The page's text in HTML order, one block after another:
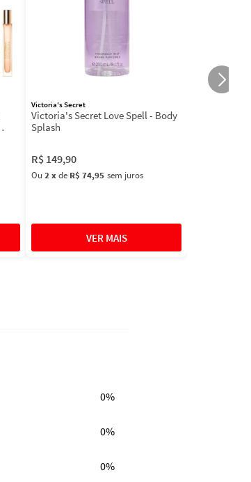
Victoria's Secret
Victoria's Secret Love Spell - Body
Splash
R$ 149,90
Ou 2xde R$ 74,95 sem juros
0%
0%
0%